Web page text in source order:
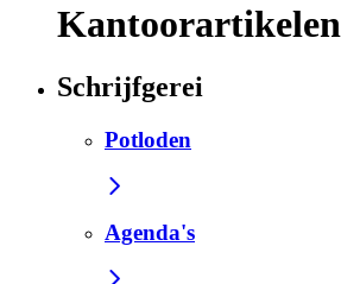
Kantoorartikelen
Schrijfgerei
Potloden
Agenda's